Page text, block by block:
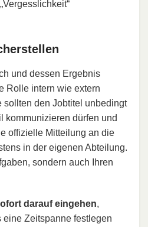
und dessen Ergebnis
Rolle intern wie extern
sollten den Jobtitel unbedingt
kommunizieren dürfen und
offizielle Mitteilung an die
in der eigenen Abteilung.
sondern auch Ihren
darauf eingehen,
Zeitspanne festlegen